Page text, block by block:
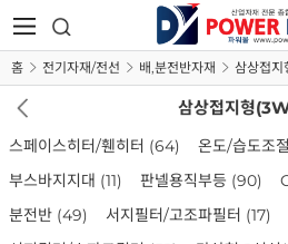
홈 전기자재/전선 배,분전반자재 삼상접
삼상접지형
스페이스히터/휀히터 (64) 온도/습도조
부스바지지대 (11) 판넬용직부등 (90)
분전반 (49) 서지필터/고조파필터 (17)